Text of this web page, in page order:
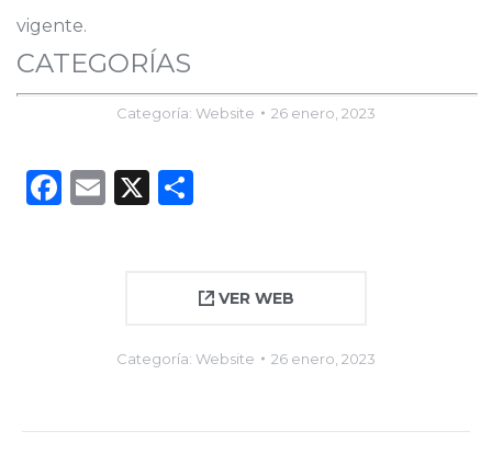
vigente.
CATEGORÍAS
Categoría: Website 26 enero, 2023
Facebook
Email
X
VER WEB
Categoría: Website 26 enero, 2023